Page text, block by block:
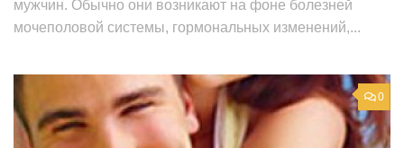
мужчин. Обычно они возникают на фоне болезней
мочеполовой системы, гормональных изменений,...
0